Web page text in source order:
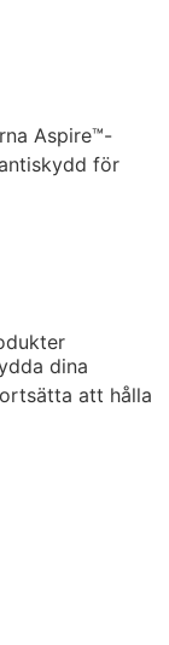
Aspire™-
för
dina
att hålla